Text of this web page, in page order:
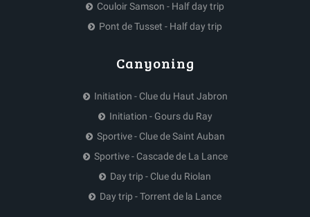
Couloir Samson - Half day trip
Pont de Tusset - Half day trip
Canyoning
Initiation - Clue du Haut Jabron
Initiation - Gours du Ray
Sportive - Clue de Saint Auban
Sportive - Cascade de La Lance
Day trip - Clue du Riolan
Day trip - Torrent de la Lance